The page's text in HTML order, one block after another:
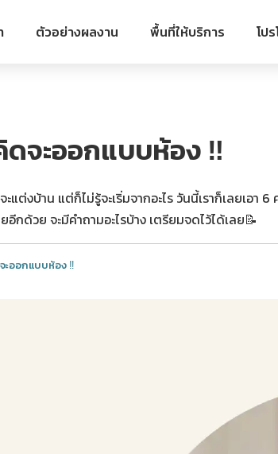
ตัวอย่างผลงาน พื้นที่ให้บริการ โป
จะออกแบบห้อง ‼️
งบ้าน แต่ก็ไม่รู้จะเริ่มจากอะไร วันนี้เราก็เลยเอา
กด้วย จะมีคำถามอะไรบ้าง เตรียมจดไว้ได้เลย📝
ออกแบบห้อง ‼️